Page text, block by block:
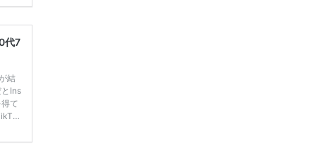
ユ
代7
結
Ins
て
と